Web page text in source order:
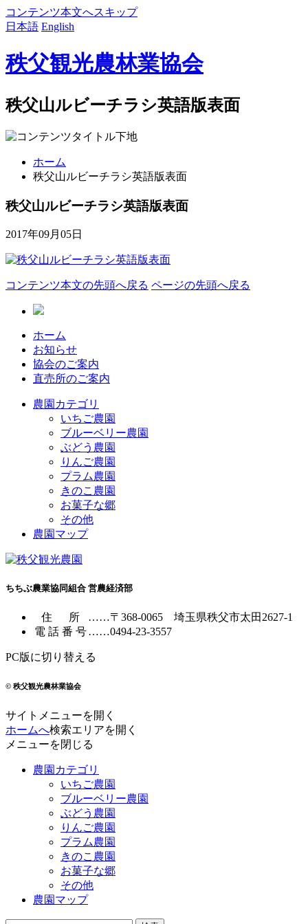
コンテンツ本文へスキップ
日本語 English
秩父観光農林業協会
秩父山ルビーチラシ英語版表面
ホーム
秩父山ルビーチラシ英語版表面
秩父山ルビーチラシ英語版表面
2017年09月05日
コンテンツ本文の先頭へ戻る ページの先頭へ戻る
ホーム
お知らせ
協会のご案内
直売所のご案内
農園カテゴリ
いちご農園
ブルーベリー農園
ぶどう農園
りんご農園
プラム農園
きのこ農園
お菓子な郷
その他
農園マップ
ちちぶ農業協同組合 営農経済部
住所……〒368-0065 埼玉県秩父市太田2627-1
電話番号……0494-23-3557
PC版に切り替える
© 秩父観光農林業協会
サイトメニューを開く
ホームへ検索エリアを開く
メニューを閉じる
農園カテゴリ
いちご農園
ブルーベリー農園
ぶどう農園
りんご農園
プラム農園
きのこ農園
お菓子な郷
その他
農園マップ